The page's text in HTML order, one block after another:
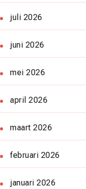
juli 2026
juni 2026
mei 2026
april 2026
maart 2026
februari 2026
januari 2026